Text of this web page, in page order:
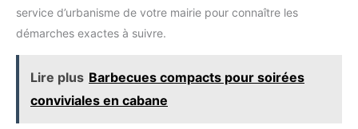
service d’urbanisme de votre mairie pour connaître les
démarches exactes à suivre.
Lire plus Barbecues compacts pour soirées
conviviales en cabane